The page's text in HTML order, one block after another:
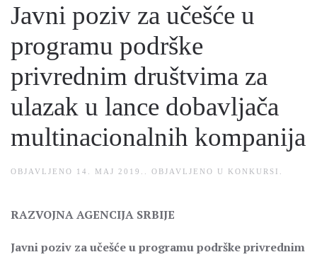
Javni poziv za učešće u
programu podrške
privrednim društvima za
ulazak u lance dobavljača
multinacionalnih kompanija
OBJAVLJENO 14. MAJ 2019. . OBJAVLJENO U KONKURSI
RAZVOJNA AGENCIJA SRBIJE
Javni poziv za učešće u programu podrške privrednim